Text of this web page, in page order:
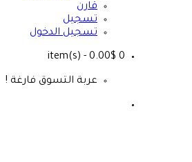
قارن
تسجيل
تسجيل الدخول
0
- 0.00$
عربة التسوق فارغة !